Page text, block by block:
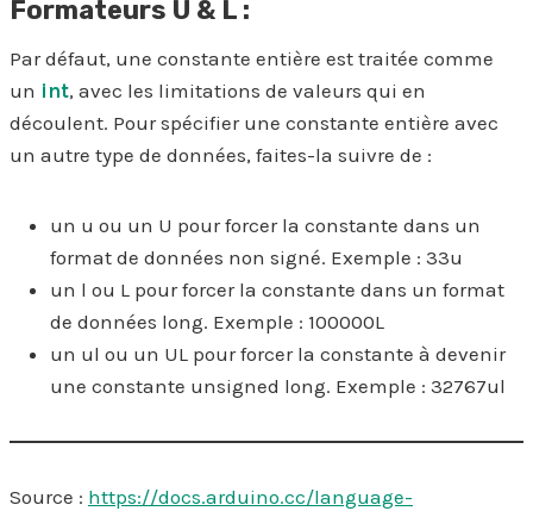
Formateurs U & L :
Par défaut, une constante entière est traitée comme
un int, avec les limitations de valeurs qui en
découlent. Pour spécifier une constante entière avec
un autre type de données, faites-la suivre de :
un u ou un U pour forcer la constante dans un
format de données non signé. Exemple : 33u
un l ou L pour forcer la constante dans un format
de données long. Exemple : 100000L
un ul ou un UL pour forcer la constante à devenir
une constante unsigned long. Exemple : 32767ul
Source : https://docs.arduino.cc/language-